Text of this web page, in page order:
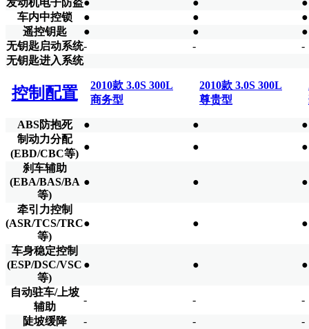
发动机电子防盗● ●
●
车内中控锁
● ●
●
遥控钥匙
● ●
●
无钥匙启动系统- -
-
无钥匙进入系统
控制配置
2010款 3.0S 300L
商务型
2010款 3.0S 300L
尊贵型
ABS防抱死 ● ●
●
制动力分配
(EBD/CBC等)
● ●
●
刹车辅助
(EBA/BAS/BA
等)
● ● ●
牵引力控制
(ASR/TCS/TRC
等)
● ● ●
车身稳定控制
(ESP/DSC/VSC
等)
● ● ●
自动驻车/上坡
辅助
- -
-
陡坡缓降
- -
-